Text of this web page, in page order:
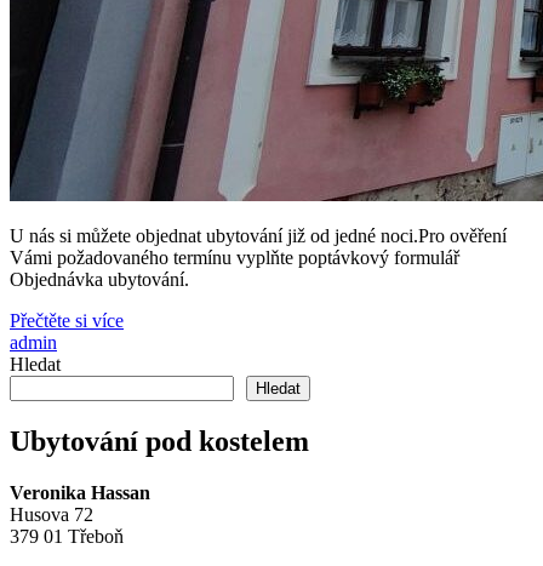
U nás si můžete objednat ubytování již od jedné noci.Pro ověření
Vámi požadovaného termínu vyplňte poptávkový formulář
Objednávka ubytování.
Přečtěte si více
admin
Hledat
Hledat
Ubytování pod kostelem
Veronika Hassan
Husova 72
379 01 Třeboň​